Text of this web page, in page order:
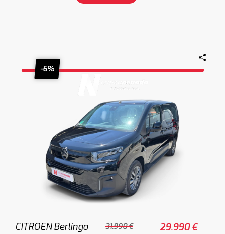
-6%
CITROEN Berlingo 31.990 € 29.990 €